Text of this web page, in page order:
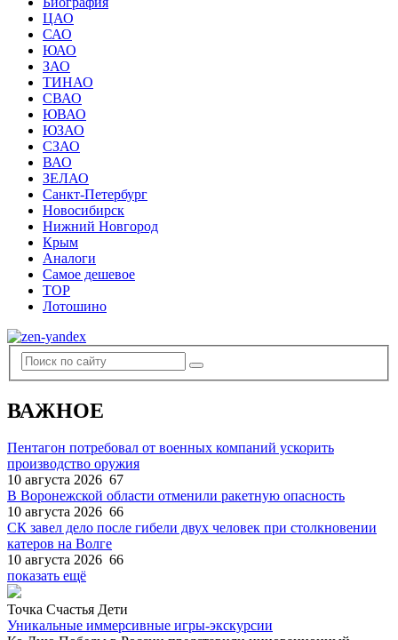
ЦАО
САО
ЮАО
ЗАО
ТИНАО
СВАО
ЮВАО
ЮЗАО
СЗАО
ВАО
ЗЕЛАО
Санкт-Петербург
Новосибирск
Нижний Новгород
Крым
Аналоги
Самое дешевое
TOP
Лотошино
ВАЖНОЕ
Пентагон потребовал от военных компаний ускорить
производство оружия
10 августа 2026 67
В Воронежской области отменили ракетную опасность
10 августа 2026 66
СК завел дело после гибели двух человек при столкновении
катеров на Волге
10 августа 2026 66
показать ещё
Точка Счастья Дети
Уникальные иммерсивные игры-экскурсии